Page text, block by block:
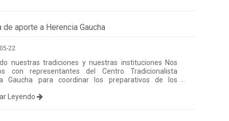
de aporte a Herencia Gaucha
22
nuestras tradiciones y nuestras instituciones Nos
con representantes del Centro Tradicionalista
Gaucha para coordinar los preparativos de los
un aporte destinado a colaborar directamente con
Leyendo